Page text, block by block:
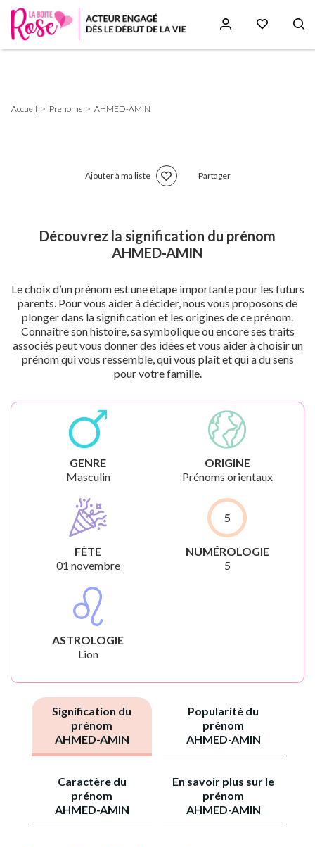
d'Ariane
Accueil Prenoms AHMED-AMIN
Ajouter à ma liste Partager
Découvrez la signification du prénom
AHMED-AMIN
Le choix d’un prénom est une étape importante pour les futurs
parents. Pour vous aider à décider, nous vous proposons de
plonger dans la signification et les origines de ce prénom.
Connaître son histoire, sa symbolique ou encore ses traits
associés peut vous donner des idées et vous aider à choisir un
prénom qui vous ressemble, qui vous plaît et qui a du sens
pour votre famille.
GENRE
Masculin
ORIGINE
Prénoms orientaux
FÊTE
01 novembre
5
NUMÉROLOGIE
5
ASTROLOGIE
Lion
Signification du
prénom
AHMED-AMIN
Popularité du
prénom
AHMED-AMIN
Caractère du
prénom
AHMED-AMIN
En savoir plus sur le
prénom
AHMED-AMIN